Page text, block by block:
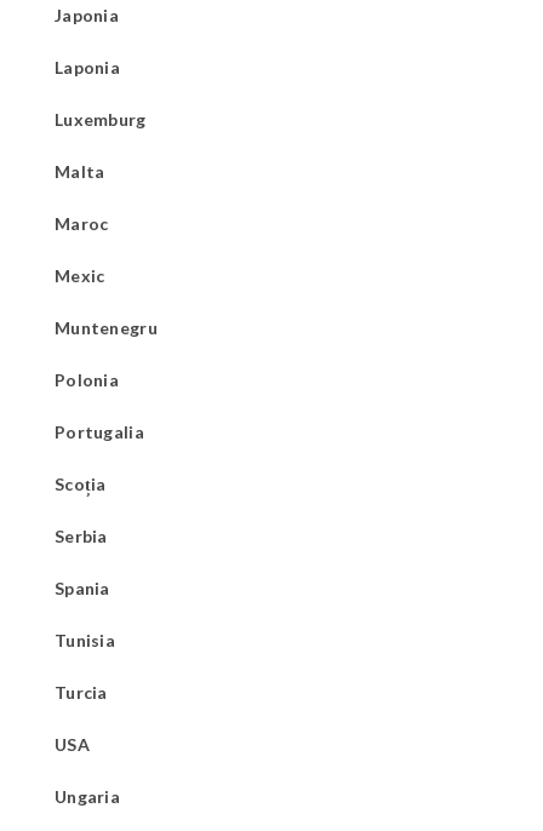
Japonia
Laponia
Luxemburg
Malta
Maroc
Mexic
Muntenegru
Polonia
Portugalia
Scoția
Serbia
Spania
Tunisia
Turcia
USA
Ungaria